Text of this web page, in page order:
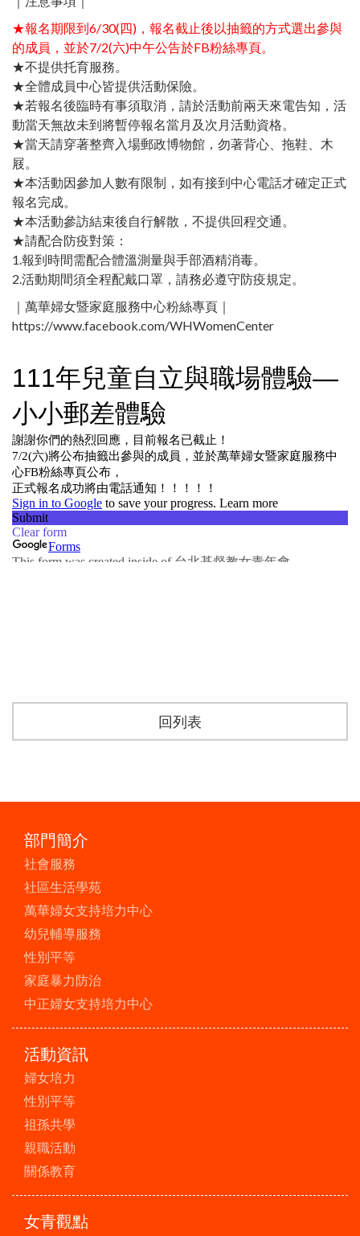
★報名期限到6/30(四)，報名截止後以抽籤的方式選出參與
的成員，並於7/2(六)中午公告於FB粉絲專頁。
★不提供托育服務。
★全體成員中心皆提供活動保險。
★若報名後臨時有事須取消，請於活動前兩天來電告知，活
動當天無故未到將暫停報名當月及次月活動資格。
★當天請穿著整齊入場郵政博物館，勿著背心、拖鞋、木
屐。
★本活動因參加人數有限制，如有接到中心電話才確定正式
報名完成。
★本活動參訪結束後自行解散，不提供回程交通。
★請配合防疫對策：
1.報到時間需配合體溫測量與手部酒精消毒。
2.活動期間須全程配戴口罩，請務必遵守防疫規定。
｜萬華婦女暨家庭服務中心粉絲專頁｜
https://www.facebook.com/WHWomenCenter
回列表
部門簡介
社會服務
社區生活學苑
萬華婦女支持培力中心
幼兒輔導服務
性別平等
家庭暴力防治
中正婦女支持培力中心
活動資訊
婦女培力
性別平等
祖孫共學
親職活動
關係教育
女青觀點